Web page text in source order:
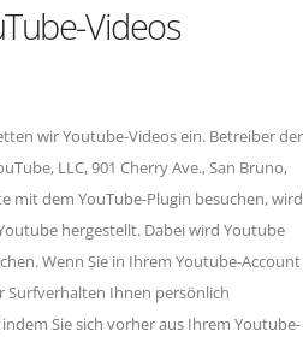
Videos
wir Youtube-Videos ein. Betreiber der
LLC, 901 Cherry Ave., San Bruno,
mit dem YouTube-Plugin besuchen, wird
hergestellt. Dabei wird Youtube
Wenn Sie in Ihrem Youtube-Account
Surfverhalten Ihnen persönlich
Sie sich vorher aus Ihrem Youtube-